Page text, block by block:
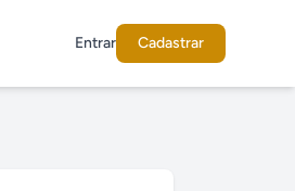
Entrar Cadastrar